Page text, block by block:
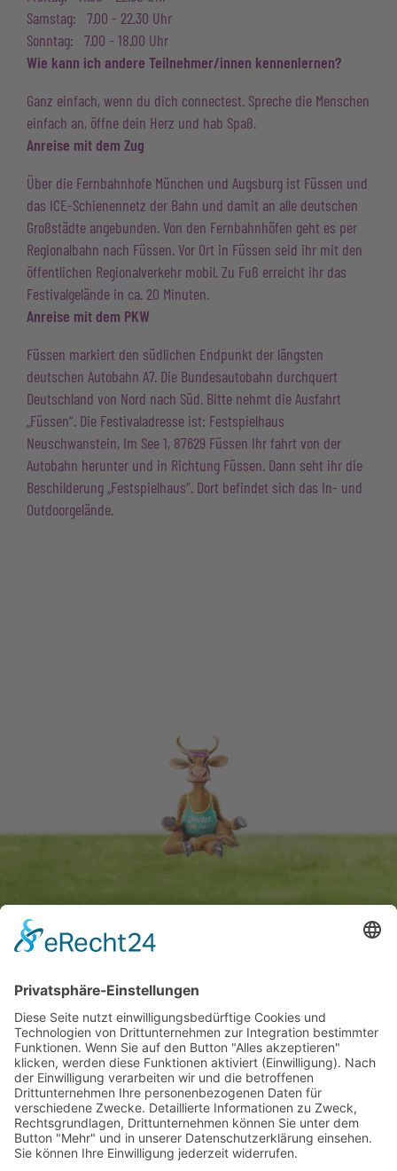
Samstag: 7.00 - 22.30 Uhr
Sonntag: 7.00 - 18.00 Uhr
Wie kann ich andere Teilnehmer/innen kennenlernen?
Ganz einfach, wenn du dich connectest. Spreche die Menschen
einfach an, öffne dein Herz und hab Spaß.
Anreise mit dem Zug
Über die Fernbahnhofe München und Augsburg ist Füssen und
das ICE-Schienennetz der Bahn und damit an alle deutschen
Großstädte angebunden. Von den Fernbahnhöfen geht es per
Regionalbahn nach Füssen. Vor Ort in Füssen seid ihr mit den
öffentlichen Regionalverkehr mobil. Zu Fuß erreicht ihr das
Festivalgelände in ca. 20 Minuten.
Anreise mit dem PKW
Füssen markiert den südlichen Endpunkt der längsten
deutschen Autobahn A7. Die Bundesautobahn durchquert
Deutschland von Nord nach Süd. Bitte nehmt die Ausfahrt
„Füssen“. Die Festivaladresse ist: Festspielhaus
Neuschwanstein, Im See 1, 87629 Füssen Ihr fahrt von der
Autobahn herunter und in Richtung Füssen. Dann seht ihr die
Beschilderung „Festspielhaus“. Dort befindet sich das In- und
Outdoorgelände.
TICKETS